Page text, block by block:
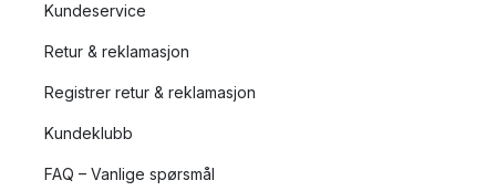
Kundeservice
Retur & reklamasjon
Registrer retur & reklamasjon
Kundeklubb
FAQ – Vanlige spørsmål